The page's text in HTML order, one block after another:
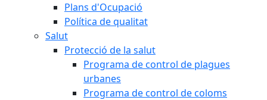
Plans d'Ocupació
Política de qualitat
Salut
Protecció de la salut
Programa de control de plagues
urbanes
Programa de control de coloms